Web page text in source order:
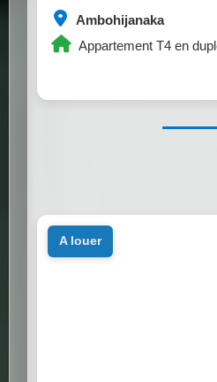
Ambohijanaka
Appartement T4 en
a louer